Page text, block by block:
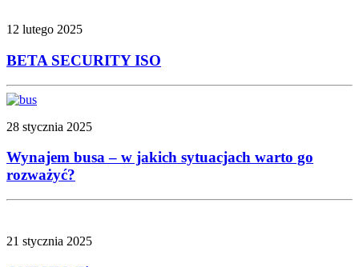
12 lutego 2025
BETA SECURITY ISO
28 stycznia 2025
Wynajem busa – w jakich sytuacjach warto go
rozważyć?
21 stycznia 2025